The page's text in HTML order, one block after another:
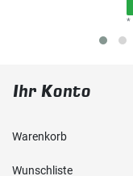
*
Ihr Konto
Warenkorb
Wunschliste